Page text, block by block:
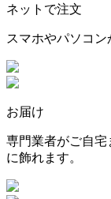
ネットで注文
スマホやパソコン
お届け
専門業者がご自
に飾れます。